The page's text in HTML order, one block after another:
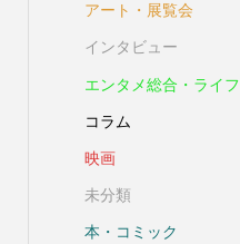
アート・展覧会
インタビュー
エンタメ総合・ライフ
コラム
映画
未分類
本・コミック